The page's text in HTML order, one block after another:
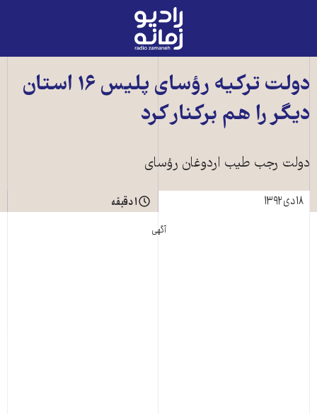
رادیو
زمانه
صفحه
اصلی
دولت ترکيه رؤسای پليس ۱۶ استان
دیگر را هم برکنار کرد
دولت رجب طيب اردوغان رؤسای
۱۸ دی ۱۳۹۲
۱ دقیقه
آگهی